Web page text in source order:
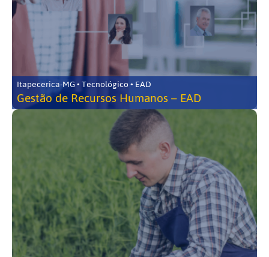
Itapecerica-MG • Tecnológico • EAD
Gestão de Recursos Humanos – EAD